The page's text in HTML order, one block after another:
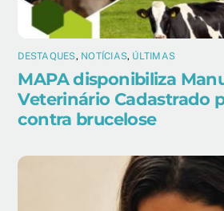
DESTAQUES, NOTÍCIAS, ÚLTIMAS
MAPA disponibiliza
Veterinário Cadastrado
contra brucelose